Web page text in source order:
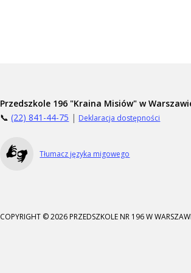
Przedszkole 196 "Kraina Misiów" w
📞(22) 841-44-75 | Deklaracja dostępności
Tłumacz języka migowego
COPYRIGHT © 2026 PRZEDSZKOLE NR 196 W